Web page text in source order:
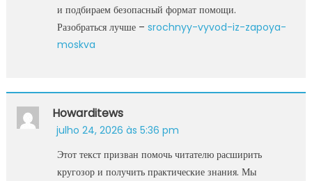
и подбираем безопасный формат помощи.
Разобраться лучше – srochnyy-vyvod-iz-zapoya-
moskva
Howarditews
julho 24, 2026 às 5:36 pm
Этот текст призван помочь читателю расширить
кругозор и получить практические знания. Мы